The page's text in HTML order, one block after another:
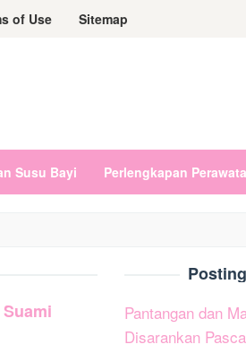
of Use Sitemap
Susu Bayi Perlengkapan
Pantangan dan
Disarankan